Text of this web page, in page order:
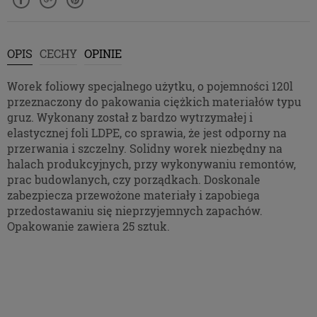
OPIS CECHY OPINIE
Worek foliowy specjalnego użytku, o pojemności 120l
przeznaczony do pakowania ciężkich materiałów typu
gruz. Wykonany został z bardzo wytrzymałej i
elastycznej foli LDPE, co sprawia, że jest odporny na
przerwania i szczelny. Solidny worek niezbędny na
halach produkcyjnych, przy wykonywaniu remontów,
prac budowlanych, czy porządkach. Doskonale
zabezpiecza przewożone materiały i zapobiega
przedostawaniu się nieprzyjemnych zapachów.
Opakowanie zawiera 25 sztuk.
jak pliki cookie, do zbierania i przetwarzania
danych osobowych w celu personalizowania treści i
reklam oraz analizowania ruchu na stronach i w
Internecie. Pragniemy zapoznać Cię ze szczegółami
stosowanych przez nas technologii oraz z
przepisami, które niebawem wejdą w życie, tak aby
dać Ci pełną wiedzę i komfort w korzystaniu z
naszych serwisów internetowych. Zapoznaj się z
poniższymi informacjami przed przejściem do
serwisu. Klikając przycisk „przejdź do serwisu” lub
zamykając to okno zgadzasz się na postanowienia
zawarte poniżej.